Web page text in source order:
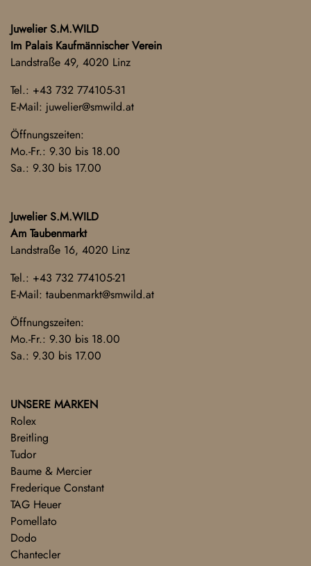
Juwelier S.M.WILD
Im Palais Kaufmännischer Verein
Landstraße 49, 4020 Linz
Tel.: +43 732 774105-31
E-Mail: juwelier@smwild.at
Öffnungszeiten:
Mo.-Fr.: 9.30 bis 18.00
Sa.: 9.30 bis 17.00
Juwelier S.M.WILD
Am Taubenmarkt
Landstraße 16, 4020 Linz
Tel.: +43 732 774105-21
E-Mail: taubenmarkt@smwild.at
Öffnungszeiten:
Mo.-Fr.: 9.30 bis 18.00
Sa.: 9.30 bis 17.00
UNSERE MARKEN
Rolex
Breitling
Tudor
Baume & Mercier
Frederique Constant
TAG Heuer
Pomellato
Dodo
Chantecler